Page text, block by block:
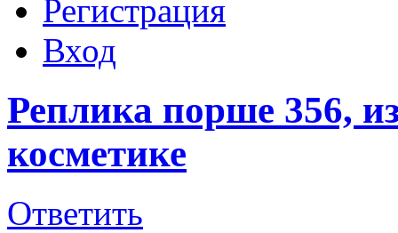
Регистрация
Вход
Реплика порше 356,
косметике
Ответить